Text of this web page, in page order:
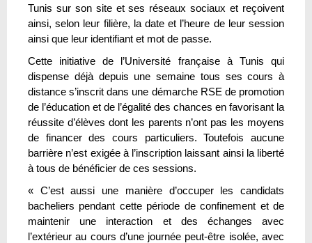
Tunis sur son site et ses réseaux sociaux et reçoivent
ainsi, selon leur filière, la date et l’heure de leur session
ainsi que leur identifiant et mot de passe.
Cette initiative de l’Université française à Tunis qui
dispense déjà depuis une semaine tous ses cours à
distance s’inscrit dans une démarche RSE de promotion
de l’éducation et de l’égalité des chances en favorisant la
réussite d’élèves dont les parents n’ont pas les moyens
de financer des cours particuliers. Toutefois aucune
barrière n’est exigée à l’inscription laissant ainsi la liberté
à tous de bénéficier de ces sessions.
« C’est aussi une manière d’occuper les candidats
bacheliers pendant cette période de confinement et de
maintenir une interaction et des échanges avec
l’extérieur au cours d’une journée peut-être isolée, avec